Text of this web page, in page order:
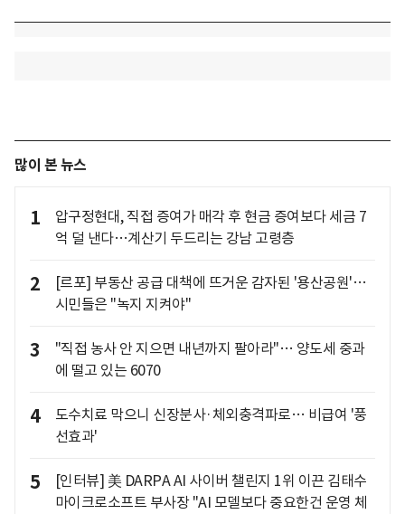
많이 본 뉴스
1
압구정현대, 직접 증여가 매각 후 현금 증여보다 세금 7
억 덜 낸다…계산기 두드리는 강남 고령층
2
[르포] 부동산 공급 대책에 뜨거운 감자된 '용산공원'…
시민들은 "녹지 지켜야"
3
"직접 농사 안 지으면 내년까지 팔아라"… 양도세 중과
에 떨고 있는 6070
4
도수치료 막으니 신장분사·체외충격파로… 비급여 '풍
선효과'
5
[인터뷰] 美 DARPA AI 사이버 챌린지 1위 이끈 김태수
마이크로소프트 부사장 "AI 모델보다 중요한건 운영 체